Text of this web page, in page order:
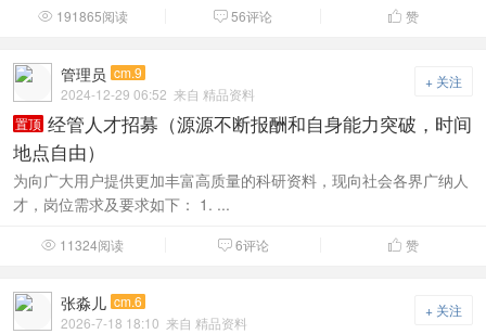
 191865阅读  56评论  赞
+ 关注
管理员 cm.9
2024-12-29 06:52 来自 精品资料
置顶 经管人才招募（源源不断报酬和自身能力突破，时间
地点自由）
为向广大用户提供更加丰富高质量的科研资料，现向社会各界广纳人
才，岗位需求及要求如下： 1. ...
 11324阅读  6评论  赞
+ 关注
张淼儿 cm.6
2026-7-18 18:10 来自 精品资料